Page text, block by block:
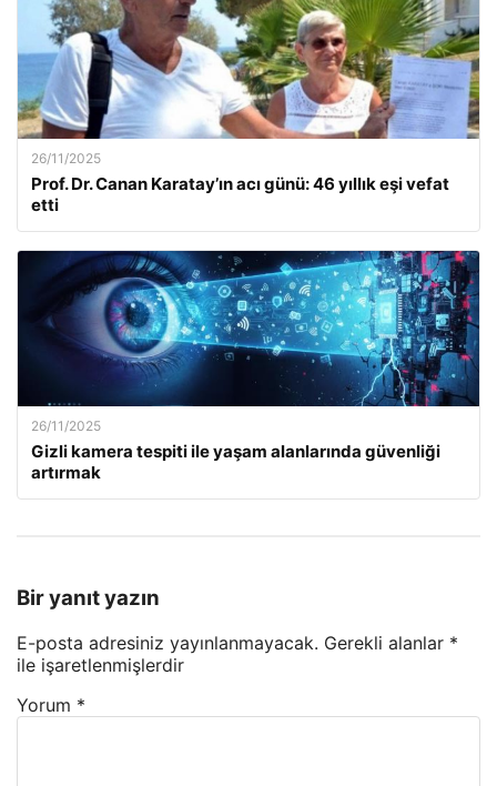
26/11/2025
Prof. Dr. Canan Karatay’ın acı günü: 46 yıllık eşi vefat
etti
26/11/2025
Gizli kamera tespiti ile yaşam alanlarında güvenliği
artırmak
Bir yanıt yazın
E-posta adresiniz yayınlanmayacak. Gerekli alanlar *
ile işaretlenmişlerdir
Yorum *